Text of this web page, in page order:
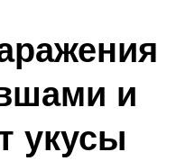
и
укусы